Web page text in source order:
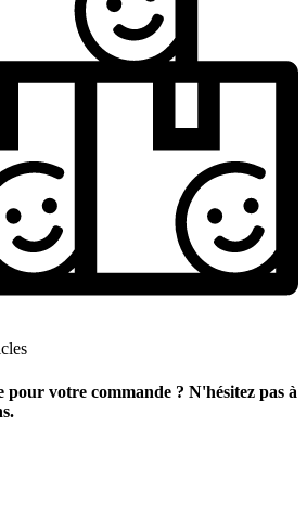
pour votre commande ? N'hésitez pas à